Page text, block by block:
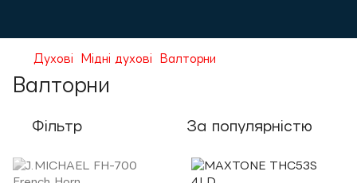
Духові Мідні духові Валторни
Валторни
Фільтр За популярністю